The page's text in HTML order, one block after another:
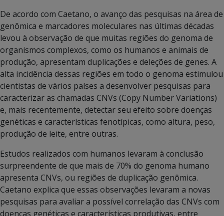
De acordo com Caetano, o avanço das pesquisas na área de
genômica e marcadores moleculares nas últimas décadas
levou à observação de que muitas regiões do genoma de
organismos complexos, como os humanos e animais de
produção, apresentam duplicações e deleções de genes. A
alta incidência dessas regiões em todo o genoma estimulou
cientistas de vários países a desenvolver pesquisas para
caracterizar as chamadas CNVs (Copy Number Variations)
e, mais recentemente, detectar seu efeito sobre doenças
genéticas e características fenotípicas, como altura, peso,
produção de leite, entre outras.
Estudos realizados com humanos levaram à conclusão
surpreendente de que mais de 70% do genoma humano
apresenta CNVs, ou regiões de duplicação genômica.
Caetano explica que essas observações levaram a novas
pesquisas para avaliar a possível correlação das CNVs com
doenças genéticas e características produtivas, entre